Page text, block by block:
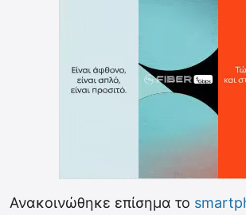
Ανακοινώθηκε επίσημα το